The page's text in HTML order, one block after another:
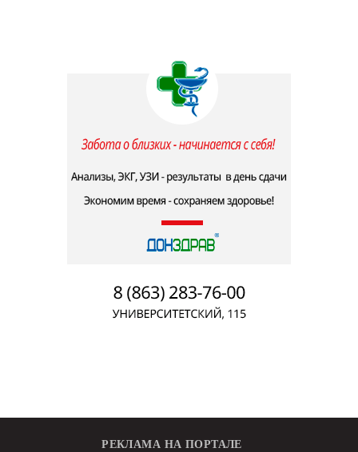
РЕКЛАМА НА ПОРТАЛЕ